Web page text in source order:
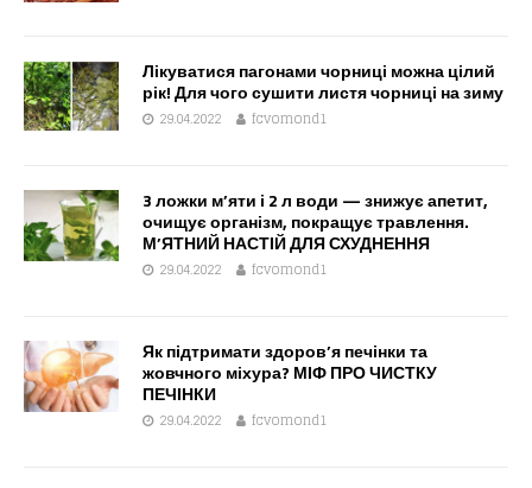
Лікуватися пагонами чорниці можна цілий
рік! Для чого сушити листя чорниці на зиму
29.04.2022 fcvomond1
3 ложки м’яти і 2 л води — знижує апетит,
очищує організм, покращує травлення.
М’ЯТНИЙ НАСТІЙ ДЛЯ СХУДНЕННЯ
29.04.2022 fcvomond1
Як підтримати здоров’я печінки та
жовчного міхура? МІФ ПРО ЧИСТКУ
ПЕЧІНКИ
29.04.2022 fcvomond1